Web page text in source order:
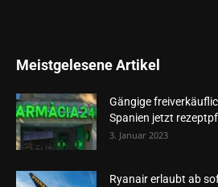
Meistgelesene Artikel
Gängige
Spanien jetzt
3. Januar 2023
Ryanair erlaubt ab